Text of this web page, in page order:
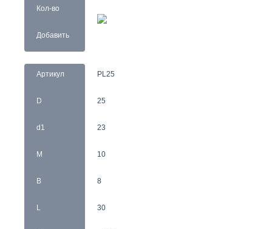
Кол-во
Добавить
Артикул
D
d1
M
B
L
PL25
25
23
10
8
30